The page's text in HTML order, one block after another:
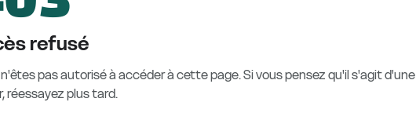
refusé
pas autorisé à accéder à cette page. Si vous pensez qu'il s'agit d'une
réessayez plus tard.